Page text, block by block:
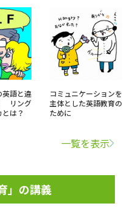
英語と違
リング
は？
コミュニケーションを
主体とした英語教育の
ために
一覧を表示
」の講義